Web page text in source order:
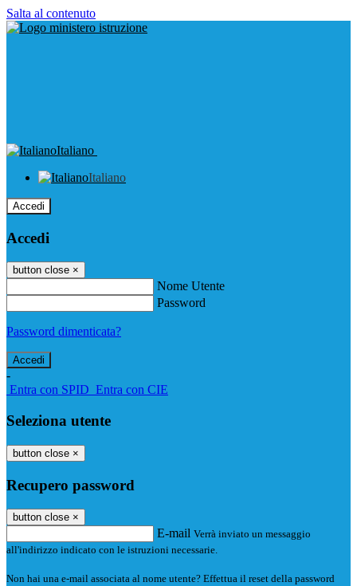
Salta al contenuto
Italiano
Italiano
Accedi
Accedi
button close ×
Nome Utente
Password
Password dimenticata?
-
Entra con SPID Entra con CIE
Seleziona utente
button close ×
Recupero password
button close ×
E-mail Verrà inviato un messaggio
all'indirizzo indicato con le istruzioni necessarie.
Non hai una e-mail associata al nome utente? Effettua il reset della password